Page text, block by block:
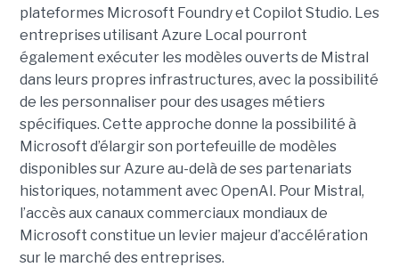
plateformes Microsoft Foundry et Copilot Studio. Les
entreprises utilisant Azure Local pourront
également exécuter les modèles ouverts de Mistral
dans leurs propres infrastructures, avec la possibilité
de les personnaliser pour des usages métiers
spécifiques. Cette approche donne la possibilité à
Microsoft d’élargir son portefeuille de modèles
disponibles sur Azure au-delà de ses partenariats
historiques, notamment avec OpenAI. Pour Mistral,
l’accès aux canaux commerciaux mondiaux de
Microsoft constitue un levier majeur d’accélération
sur le marché des entreprises.